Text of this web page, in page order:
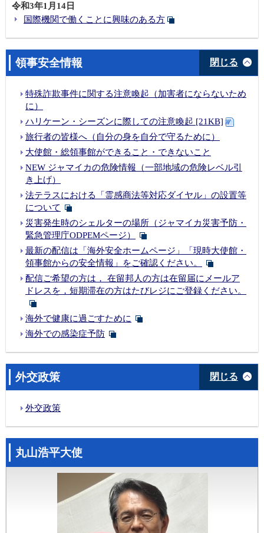
令和3年1月14日
国際機関で働くことに興味のある方
領事安全情報 閉じる
特殊詐欺事件に関する注意喚起（加害者にならないため
に）
ハリケーン・シーズンに際しての注意喚起 [21KB]
旅行者の皆様へ（自分の身を自分で守るために）
大使館・総領事館ができること・できないこと
NEW ジャマイカの危険情報（一部地域の危険レベル引
き上げ）
法テラスにおける「霊感商法等対応ダイヤル」の設置等
について
災害発生時のシェルターの場所（ジャマイカ災害予防・
緊急管理庁ODPEMページ）
最新の配信は「海外安全ホームページ」「現時大使館・
領事館からの安全情報」をご確認ください。
配信ご希望の方は， 在留邦人の方は在留届にメールア
ドレスを，短期滞在の方はたびレジにご登録ください。
海外で健康に過ごすために
海外での感染症予防
外交政策 閉じる
外交政策
丸山浩平大使